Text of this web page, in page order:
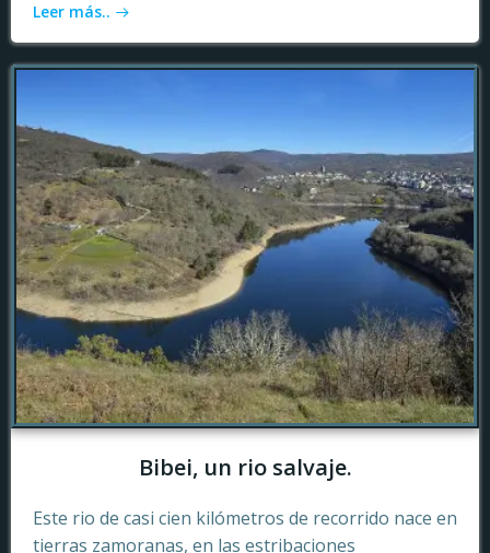
Leer más..
Bibei, un rio salvaje.
Este rio de casi cien kilómetros de recorrido nace en
tierras zamoranas, en las estribaciones